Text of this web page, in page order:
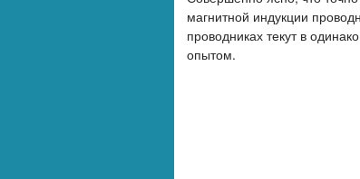
магнитной индукции
проводниках текут в
опытом.